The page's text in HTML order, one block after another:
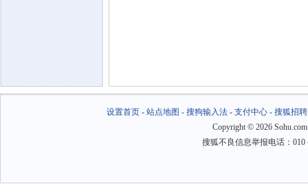
设置首页- 站点地图 - 搜狗输入法- 支付中心- 搜狐招聘
Copyright © 2026
搜狐不良信息举报电话：010